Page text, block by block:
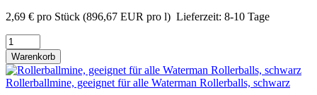
2,69 € pro Stück (896,67 EUR pro l) Lieferzeit: 8-10 Tage
Warenkorb
Rollerballmine, geeignet für alle Waterman Rollerballs, schwarz